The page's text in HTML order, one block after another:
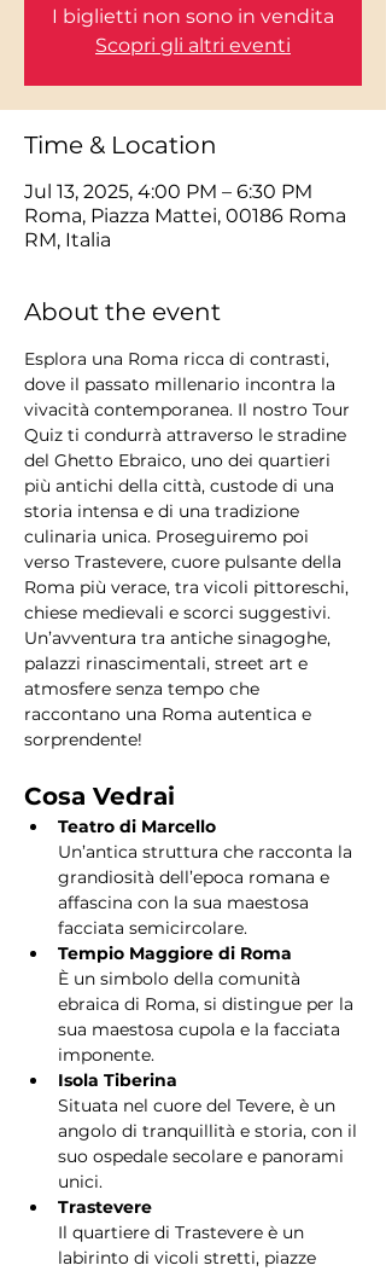
I biglietti non sono in vendita
Scopri gli altri eventi
Time & Location
Jul 13, 2025, 4:00 PM – 6:30 PM
Roma, Piazza Mattei, 00186 Roma
RM, Italia
About the event
Esplora una Roma ricca di contrasti,
dove il passato millenario incontra la
vivacità contemporanea. Il nostro Tour
Quiz ti condurrà attraverso le stradine
del Ghetto Ebraico, uno dei quartieri
più antichi della città, custode di una
storia intensa e di una tradizione
culinaria unica. Proseguiremo poi
verso Trastevere, cuore pulsante della
Roma più verace, tra vicoli pittoreschi,
chiese medievali e scorci suggestivi.
Un’avventura tra antiche sinagoghe,
palazzi rinascimentali, street art e
atmosfere senza tempo che
raccontano una Roma autentica e
sorprendente!
Cosa Vedrai
Teatro di Marcello
Un’antica struttura che racconta la
grandiosità dell’epoca romana e
affascina con la sua maestosa
facciata semicircolare.
Tempio Maggiore di Roma
È un simbolo della comunità
ebraica di Roma, si distingue per la
sua maestosa cupola e la facciata
imponente.
Isola Tiberina
Situata nel cuore del Tevere, è un
angolo di tranquillità e storia, con il
suo ospedale secolare e panorami
unici.
Trastevere
Il quartiere di Trastevere è un
labirinto di vicoli stretti, piazze